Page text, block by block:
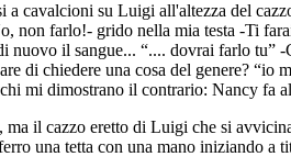
a cavalcioni su Luigi all'altezza del
non farlo!- grido nella mia testa -Ti
nuovo il sangue... “.... dovrai farlo tu”
di chiedere una cosa del genere?
mi dimostrano il contrario: Nancy fa
il cazzo eretto di Luigi che si
una tetta con una mano iniziando a